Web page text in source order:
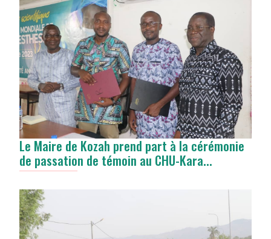
Le Maire de Kozah prend part à la cérémonie
de passation de témoin au CHU-Kara...